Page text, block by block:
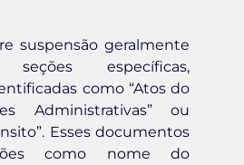
suspensão geralmente
específicas,
como “Atos do
Administrativas” ou
Esses documentos
como nome do